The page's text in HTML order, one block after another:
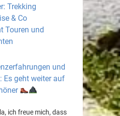
Trekking
& Co
Touren und
und
Es geht weiter auf
ich freue mich, dass